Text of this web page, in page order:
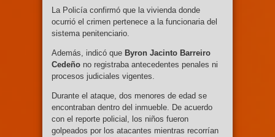
La Policía confirmó que la vivienda donde
ocurrió el crimen pertenece a la funcionaria del
sistema penitenciario.
Además, indicó que Byron Jacinto Barreiro
Cedeño no registraba antecedentes penales ni
procesos judiciales vigentes.
Durante el ataque, dos menores de edad se
encontraban dentro del inmueble. De acuerdo
con el reporte policial, los niños fueron
golpeados por los atacantes mientras recorrían